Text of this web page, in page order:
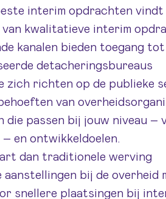
interim opdrachten vindt
van kwalitatieve interim
kanalen bieden toegang
detacheringsbureaus
zich richten op de publieke
van
die passen bij jouw niveau
en ontwikkeldoelen.
dan traditionele werving
aanstellingen bij de overheid
snellere plaatsingen bij